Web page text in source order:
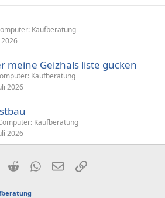
Kaufberatung
2026
meine Geizhals liste gucken
Kaufberatung
2026
Kaufberatung
2026
RedditWhatsApp
E-MailLink